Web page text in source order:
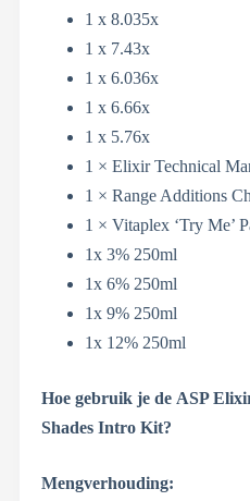
1 x 8.035x
1 x 7.43x
1 x 6.036x
1 x 6.66x
1 x 5.76x
1 × Elixir Technical
1 × Range Additions
1 × Vitaplex ‘Try Me’
1x 3% 250ml
1x 6% 250ml
1x 9% 250ml
1x 12% 250ml
Hoe gebruik je de ASP
Shades Intro Kit?
Mengverhouding: